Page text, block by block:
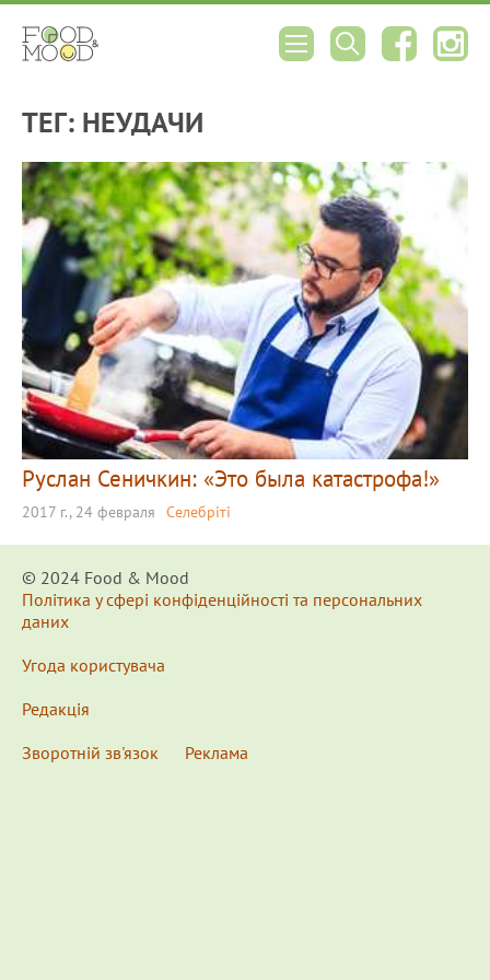
ТЕГ: НЕУДАЧИ
Руслан Сеничкин: «Это была катастрофа!»
2017 г., 24 февраля Селебріті
© 2024 Food & Мood
Політика у сфері конфіденційності та персональних
даних
Угода користувача
Редакція
Зворотній зв'язок
Реклама